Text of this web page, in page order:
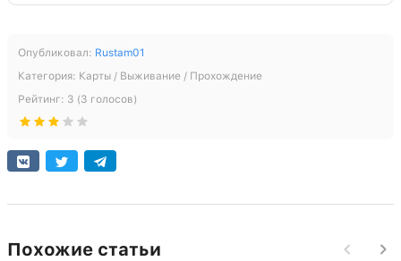
Опубликовал: Rustam01
Категория: Карты / Выживание / Прохождение
Рейтинг: 3 (3 голосов)
Похожие статьи